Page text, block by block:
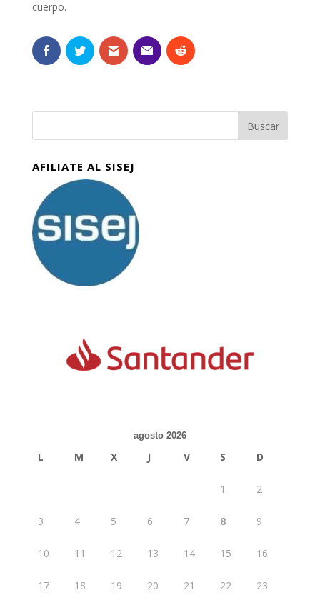
cuerpo.
AFILIATE AL SISEJ
agosto 2026
L M X J V S D
1 2
3 4 5 6 7 8 9
10 11 12 13 14 15 16
17 18 19 20 21 22 23